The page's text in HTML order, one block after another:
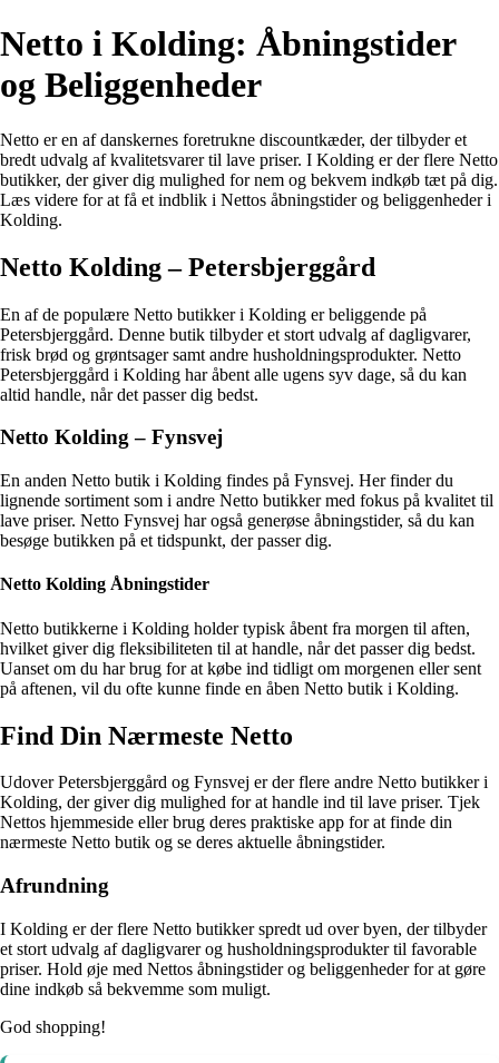
Netto i Kolding: Åbningstider
og Beliggenheder
Netto er en af danskernes foretrukne discountkæder, der tilbyder et
bredt udvalg af kvalitetsvarer til lave priser. I Kolding er der flere Netto
butikker, der giver dig mulighed for nem og bekvem indkøb tæt på dig.
Læs videre for at få et indblik i Nettos åbningstider og beliggenheder i
Kolding.
Netto Kolding – Petersbjerggård
En af de populære Netto butikker i Kolding er beliggende på
Petersbjerggård. Denne butik tilbyder et stort udvalg af dagligvarer,
frisk brød og grøntsager samt andre husholdningsprodukter. Netto
Petersbjerggård i Kolding har åbent alle ugens syv dage, så du kan
altid handle, når det passer dig bedst.
Netto Kolding – Fynsvej
En anden Netto butik i Kolding findes på Fynsvej. Her finder du
lignende sortiment som i andre Netto butikker med fokus på kvalitet til
lave priser. Netto Fynsvej har også generøse åbningstider, så du kan
besøge butikken på et tidspunkt, der passer dig.
Netto Kolding Åbningstider
Netto butikkerne i Kolding holder typisk åbent fra morgen til aften,
hvilket giver dig fleksibiliteten til at handle, når det passer dig bedst.
Uanset om du har brug for at købe ind tidligt om morgenen eller sent
på aftenen, vil du ofte kunne finde en åben Netto butik i Kolding.
Find Din Nærmeste Netto
Udover Petersbjerggård og Fynsvej er der flere andre Netto butikker i
Kolding, der giver dig mulighed for at handle ind til lave priser. Tjek
Nettos hjemmeside eller brug deres praktiske app for at finde din
nærmeste Netto butik og se deres aktuelle åbningstider.
Afrundning
I Kolding er der flere Netto butikker spredt ud over byen, der tilbyder
et stort udvalg af dagligvarer og husholdningsprodukter til favorable
priser. Hold øje med Nettos åbningstider og beliggenheder for at gøre
dine indkøb så bekvemme som muligt.
God shopping!